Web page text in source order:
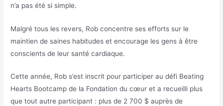
n’a pas été si simple.
Malgré tous les revers, Rob concentre ses efforts sur le
maintien de saines habitudes et encourage les gens à être
conscients de leur santé cardiaque.
Cette année, Rob s’est inscrit pour participer au défi Beating
Hearts Bootcamp de la Fondation du cœur et a recueilli plus
que tout autre participant : plus de 2 700 $ auprès de